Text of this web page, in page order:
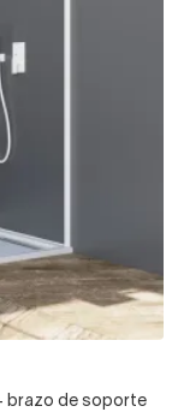
brazo de soporte